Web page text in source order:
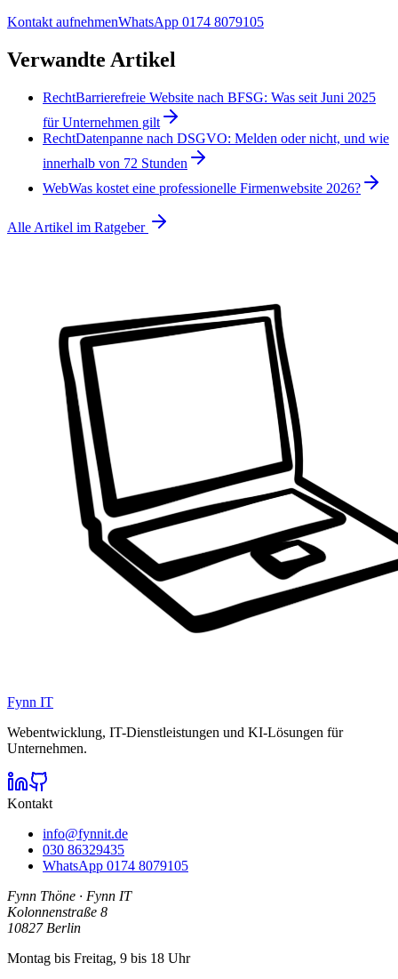
Kontakt aufnehmenWhatsApp 0174 8079105
Verwandte Artikel
RechtBarrierefreie Website nach BFSG: Was seit Juni 2025
für Unternehmen gilt
RechtDatenpanne nach DSGVO: Melden oder nicht, und wie
innerhalb von 72 Stunden
WebWas kostet eine professionelle Firmenwebsite 2026?
Alle Artikel im Ratgeber
Fynn IT
Webentwicklung, IT-Dienstleistungen und KI-Lösungen für
Unternehmen.
Kontakt
info@fynnit.de
030 86329435
WhatsApp 0174 8079105
Fynn Thöne · Fynn IT
Kolonnenstraße 8
10827 Berlin
Montag bis Freitag, 9 bis 18 Uhr